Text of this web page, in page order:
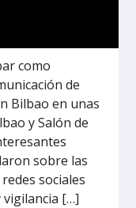
como
de
Bilbao en unas
y Salón de
sobre las
sociales
[…]